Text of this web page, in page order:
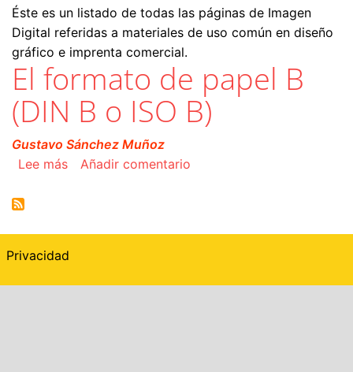
Éste es un listado de todas las páginas de Imagen
Digital referidas a materiales de uso común en diseño
gráfico e imprenta comercial.
El formato de papel B
(DIN B o ISO B)
Gustavo Sánchez Muñoz
Lee mássobre El formato de papel B (DIN B o ISO B)
Añadir comentario
Privacidad